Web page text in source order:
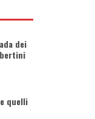
dei
quelli